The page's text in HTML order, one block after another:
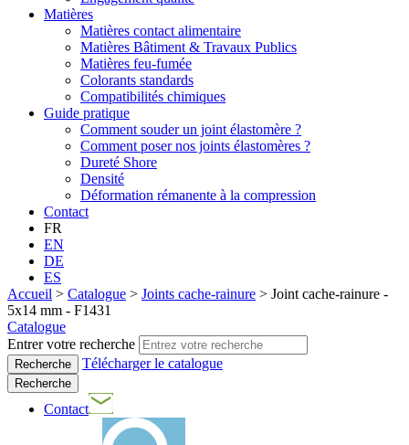
Matières
Matières contact alimentaire
Matières Bâtiment & Travaux Publics
Matières feu-fumée
Colorants standards
Compatibilités chimiques
Guide pratique
Comment souder un joint élastomère ?
Comment poser nos joints élastomères ?
Dureté Shore
Densité
Déformation rémanente à la compression
Contact
FR
EN
DE
ES
Accueil > Catalogue > Joints cache-rainure > Joint cache-rainure -
5x14 mm - F1431
Catalogue
Entrer votre recherche
Télécharger le catalogue
Recherche
Contact